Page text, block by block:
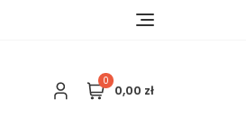
0
0,00 zł